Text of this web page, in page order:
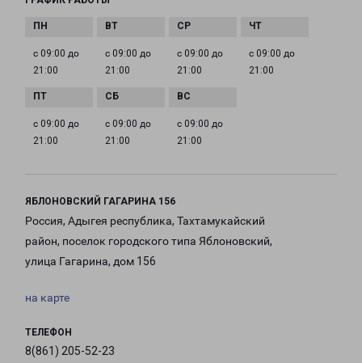
с 09:00 до
21:00
с 09:00 до
21:00
с 09:00 до
21:00
с 09:00 до
21:00
с 09:00 до
21:00
с 09:00 до
21:00
с 09:00 до
21:00
ЯБЛОНОВСКИЙ ГАГАРИНА 156
Россия, Адыгея республика, Тахтамукайский
район, поселок городского типа Яблоновский,
улица Гагарина, дом 156
на карте
ТЕЛЕФОН
8(861) 205-52-23